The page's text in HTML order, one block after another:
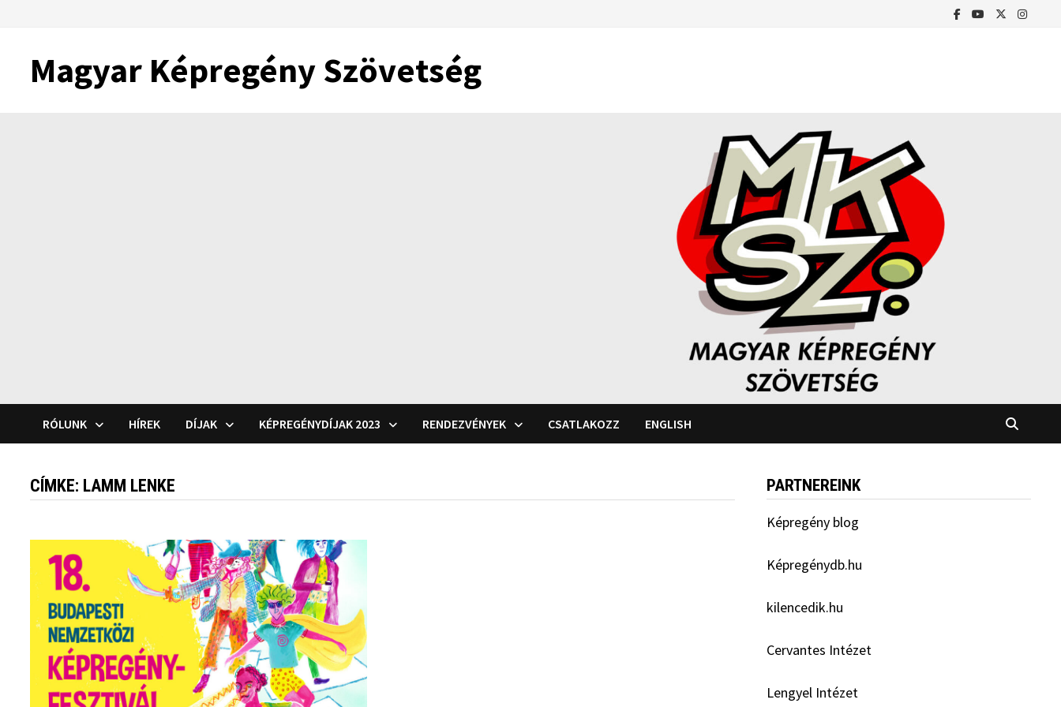
Magyar Képregény Szövetség
RÓLUNK HÍREK DÍJAK KÉPREGÉNYDÍJAK 2023 RENDEZVÉNYEK CSATLAKOZZ ENGLISH
CÍMKE: LAMM LENKE PARTNEREINK
Képregény blog
Képregénydb.hu
kilencedik.hu
Cervantes Intézet
Lengyel Intézet